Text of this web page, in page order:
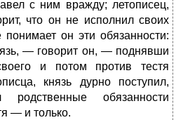
с ним вражду; летописец,
что он не исполнил своих
он эти обязанности:
— говорит он, — поднявши
и потом против тестя
князь дурно поступил,
обязанности
— и только.